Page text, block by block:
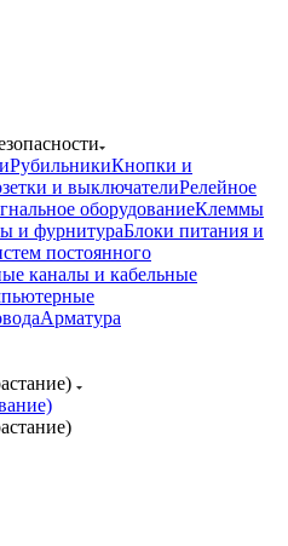
РубильникиКнопки и
и выключателиРелейное
оборудованиеКлеммы
и фурнитураБлоки питания и
постоянного
каналы и кабельные
Арматура